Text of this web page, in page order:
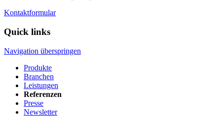
Kontaktformular
Quick links
Navigation überspringen
Produkte
Branchen
Leistungen
Referenzen
Presse
Newsletter